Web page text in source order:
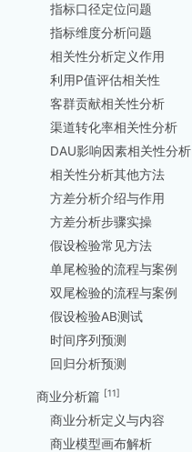
指标口径定位问题
指标维度分析问题
相关性分析定义作用
利用P值评估相关性
客群贡献相关性分析
渠道转化率相关性分析
DAU影响因素相关性分析
相关性分析其他方法
方差分析介绍与作用
方差分析步骤实操
假设检验常见方法
单尾检验的流程与案例
双尾检验的流程与案例
假设检验AB测试
时间序列预测
回归分析预测
商业分析篇 [11]
商业分析定义与内容
商业模型画布解析